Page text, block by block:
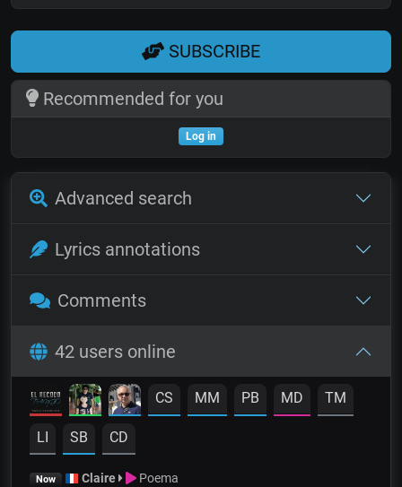
SUBSCRIBE
Recommended for you
Log in
Advanced search
Lyrics annotations
Comments
42 users online
CS MM PB MD TM
LI SB CD
Now Claire Poema